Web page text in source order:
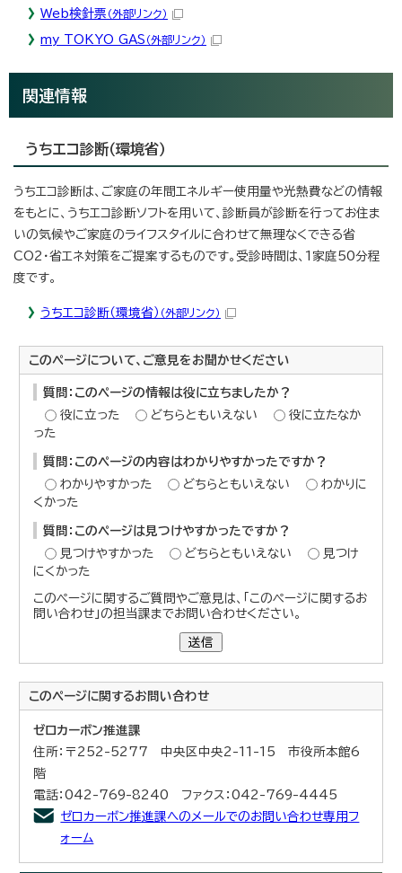
Web検針票 （外部リンク）
my TOKYO GAS （外部リンク）
関連情報
うちエコ診断（環境省）
うちエコ診断は、ご家庭の年間エネルギー使用量や光熱費などの情報
をもとに、うちエコ診断ソフトを用いて、診断員が診断を行ってお住ま
いの気候やご家庭のライフスタイルに合わせて無理なくできる省
CO2・省エネ対策をご提案するものです。受診時間は、1家庭50分程
度です。
うちエコ診断（環境省） （外部リンク）
このページについて、ご意見をお聞かせください
質問：このページの情報は役に立ちましたか？
役に立った
どちらともいえない
役に立たなか
った
質問：このページの内容はわかりやすかったですか？
わかりやすかった
どちらともいえない
わかりに
くかった
質問：このページは見つけやすかったですか？
見つけやすかった
どちらともいえない
見つけ
にくかった
このページに関するご質問やご意見は、「このページに関するお
問い合わせ」の担当課までお問い合わせください。
送信
このページに関するお問い合わせ
ゼロカーボン推進課
住所：〒252-5277 中央区中央2-11-15 市役所本館6
階
電話：042-769-8240 ファクス：042-769-4445
ゼロカーボン推進課へのメールでのお問い合わせ専用フ
ォーム